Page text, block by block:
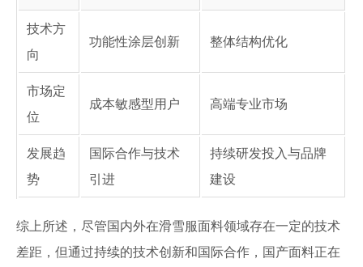
技术方
向
功能性涂层创新 整体结构优化
市场定
位
成本敏感型用户 高端专业市场
发展趋
势
国际合作与技术
引进
持续研发投入与品牌
建设
综上所述，尽管国内外在滑雪服面料领域存在一定的技术
差距，但通过持续的技术创新和国际合作，国产面料正在